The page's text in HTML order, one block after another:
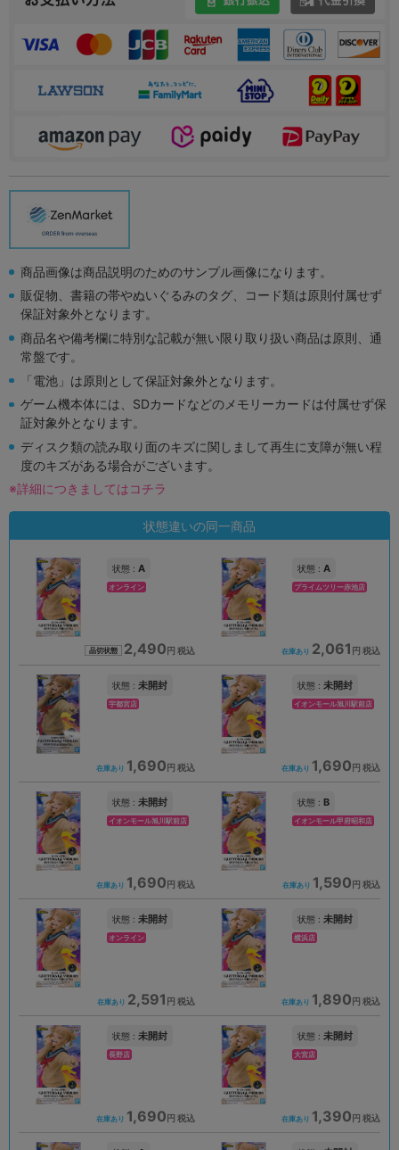
商品画像は商品説明のためのサンプル画像になります。
販促物、書籍の帯やぬいぐるみのタグ、コード類は原則付属せず
保証対象外となります。
商品名や備考欄に特別な記載が無い限り取り扱い商品は原則、通
常盤です。
「電池」は原則として保証対象外となります。
ゲーム機本体には、SDカードなどのメモリーカードは付属せず保
証対象外となります。
ディスク類の読み取り面のキズに関しまして再生に支障が無い程
度のキズがある場合がございます。
※詳細につきましてはコチラ
状態違いの同一商品
状態 : A
オンライン
品切状態 2,490 円 税込
状態 : A
プライムツリー赤池店
在庫あり 2,061 円 税込
状態 : 未開封
宇都宮店
在庫あり 1,690 円 税込
状態 : 未開封
イオンモール旭川駅前店
在庫あり 1,690 円 税込
状態 : 未開封
イオンモール旭川駅前店
在庫あり 1,690 円 税込
状態 : B
イオンモール甲府昭和店
在庫あり 1,590 円 税込
状態 : 未開封
オンライン
在庫あり 2,591 円 税込
状態 : 未開封
横浜店
在庫あり 1,890 円 税込
状態 : 未開封
長野店
在庫あり 1,690 円 税込
状態 : 未開封
大宮店
在庫あり 1,390 円 税込